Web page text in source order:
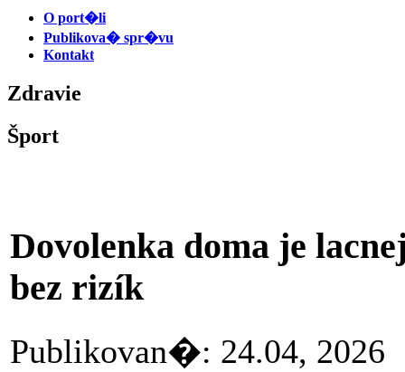
O port�li
Publikova� spr�vu
Kontakt
Zdravie
Šport
Dovolenka doma je
bez rizík
Publikovan�: 24.04,